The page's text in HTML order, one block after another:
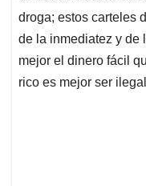
droga; estos carteles
de la inmediatez y de
mejor el dinero fácil
rico es mejor ser